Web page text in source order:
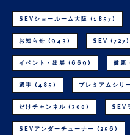
SEVショールーム大阪 (1857)
お知らせ (943) SEV (727)
イベント・出展 (669) 健康
選手 (485) プレミアムシリ
だけチャンネル (300) SEV
SEVアンダーチューナー (256)